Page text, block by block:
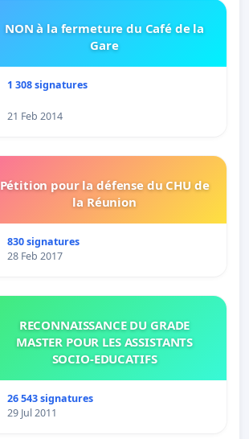
NON à la fermeture du Café de la
Gare
1 308 signatures
21 Feb 2014
Pétition pour la défense du CHU de
la Réunion
830 signatures
28 Feb 2017
RECONNAISSANCE DU GRADE
MASTER POUR LES ASSISTANTS
SOCIO-EDUCATIFS
26 543 signatures
29 Jul 2011